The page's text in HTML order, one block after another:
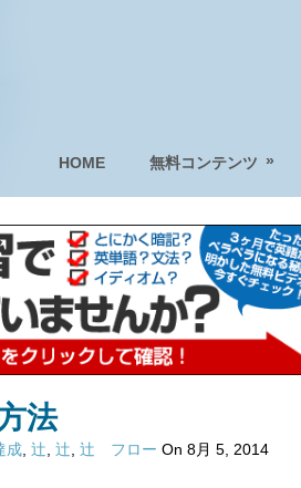
HOME 無料コンテンツ »
法
成 辻 辻 辻 フロー On 8月 5, 2014